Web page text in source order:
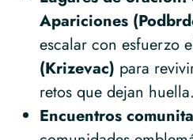
Apariciones
escalar con esfuerzo
(Krizevac) para
retos que dejan huella.
Encuentros